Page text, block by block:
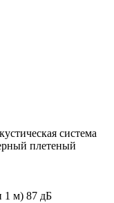
система
плетеный
1 м) 87 дБ